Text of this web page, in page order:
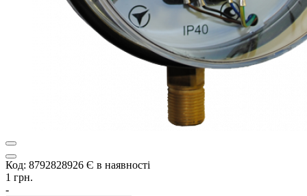
Код: 8792828926 Є в наявності
1 грн.
-